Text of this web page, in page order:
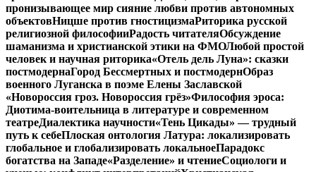
пронизывающее мир сияние любви против автономных
объектовНицше против гностицизмаРиторика русской
религиозной философииРадость читателяОбсуждение
шаманизма и христианской этики на ФМОЛюбой простой
человек и научная риторика«Отель дель Луна»: сказки
постмодернаГород Бессмертных и постмодернОбраз
военного Луганска в поэме Елены Заславской
«Новороссия гроз. Новороссия грёз»Философия эроса:
Диотима-воительница в литературе и современном
театреДиалектика научности«Тень Цикады» — трудный
путь к себеПлоская онтология Латура: локализировать
глобальное и глобализировать локальноеПарадокс
богатства на Западе«Разделение» и чтениеСоциологи и